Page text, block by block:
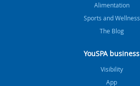
Alimentation
Sports and Wellness
The Blog
YouSPA business
Visibility
App